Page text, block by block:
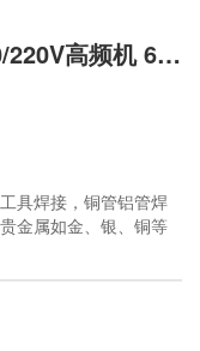
高频感应加热机-HT-15AB 110/220V高频机 6-8KW
具焊接，铜管铝管焊
金属如金、银、铜等